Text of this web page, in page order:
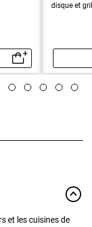
disque et
et les cuisines de